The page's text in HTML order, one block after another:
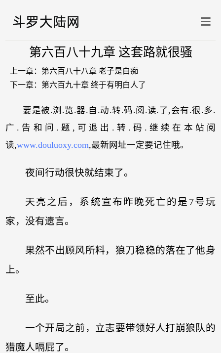
第六百八十九章 这套路就很骚
上一章： 第六百八十八章 老子是白痴
下一章： 第六百九十章 终于有明白人了
要是被.浏.览.器.自.动.转.码.阅.读.了,会有.很.多.
广.告和问.题,可退出.转.码.继续在本站阅
读,www.douluoxy.com,最新网址一定要记住哦。
夜间行动很快就结束了。
天亮之后，系统宣布昨晚死亡的是7号玩
家，没有遗言。
果然不出顾风所料，狼刀稳稳的落在了他身
上。
至此。
一个开局之前，立志要带领好人打崩狼队的
猎魔人嗝屁了。